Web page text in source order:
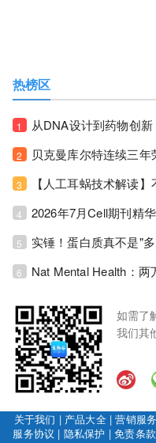
热榜区
1
2 贝克曼库尔特连续三年
3
4 2026年7月Cell期刊精华
5
6
如需了
我们其
关于我们 | 产品大全|营销服务
服务协议 | 隐私保护 |免责条款